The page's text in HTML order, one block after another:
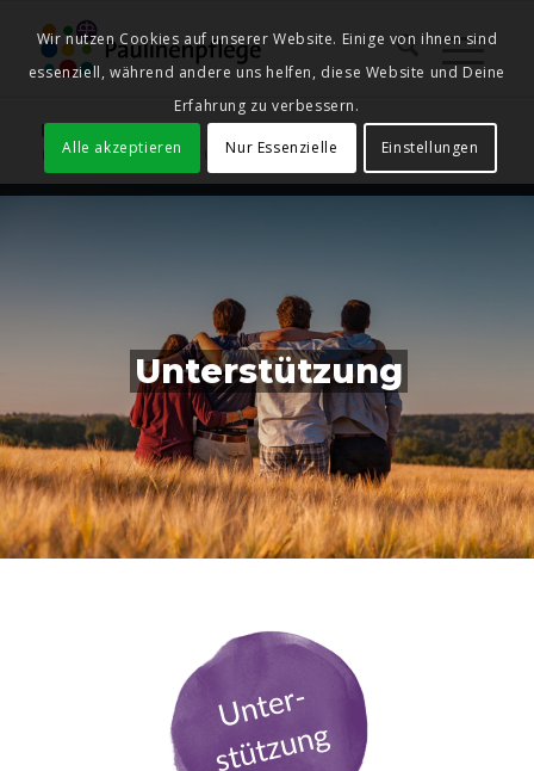
Unterstützung
Du bist hier: Startseite Unterstützung
Unterstützung
Wir nutzen Cookies auf unserer Website. Einige von ihnen sind
essenziell, während andere uns helfen, diese Website und Deine
Erfahrung zu verbessern.
Alle akzeptieren Nur Essenzielle Einstellungen